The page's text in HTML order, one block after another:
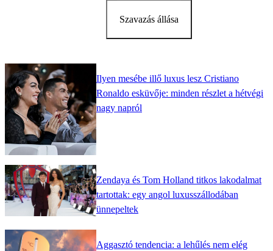
Szavazás állása
Ilyen mesébe illő luxus lesz Cristiano
Ronaldo esküvője: minden részlet a hétvégi
nagy napról
Zendaya és Tom Holland titkos lakodalmat
tartottak: egy angol luxusszállodában
ünnepeltek
Aggasztó tendencia: a lehűlés nem elég